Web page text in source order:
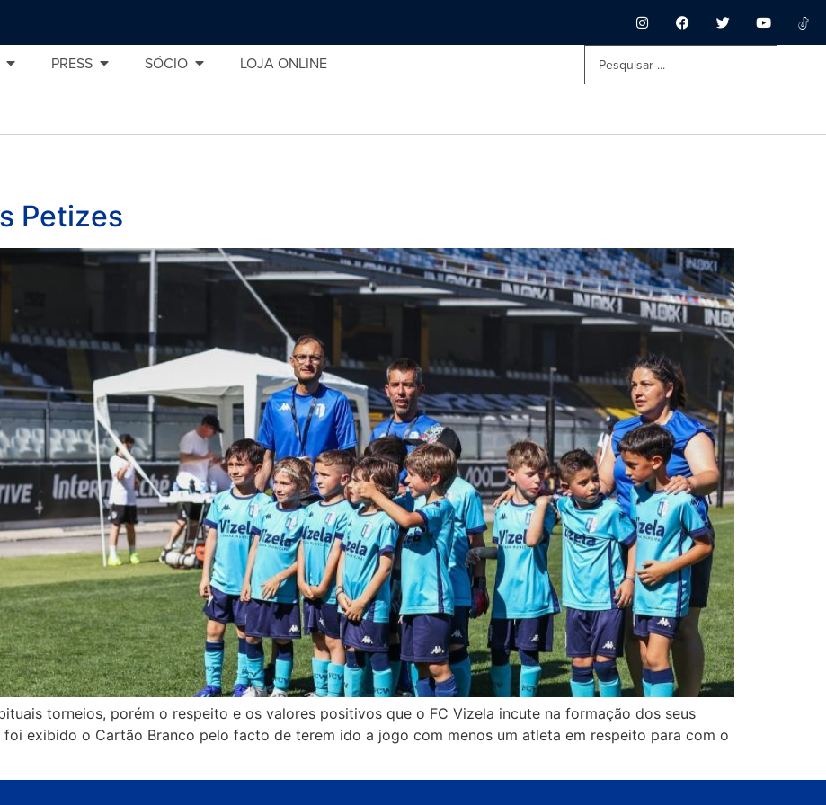
PRESS SÓCIO LOJA ONLINE
Petizes
torneios, porém o respeito e os valores positivos que o FC Vizela incute na formação dos seus
exibido o Cartão Branco pelo facto de terem ido a jogo com menos um atleta em respeito para com o